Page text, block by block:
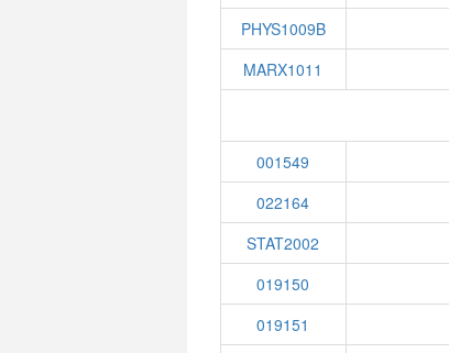
PHYS1009B
MARX1011
001549
022164
STAT2002
019150
019151